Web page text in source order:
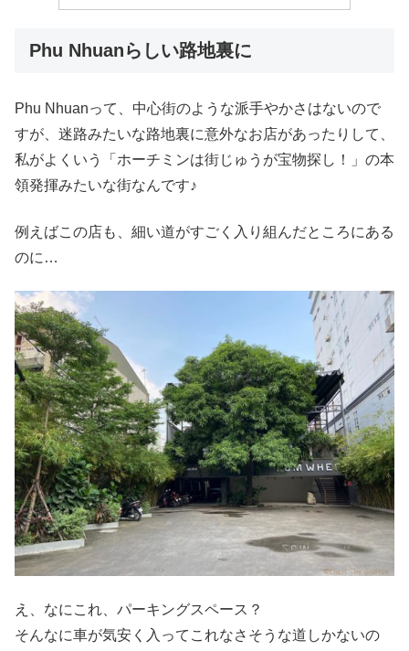
Phu Nhuanらしい路地裏に
Phu Nhuanって、中心街のような派手やかさはないので
すが、迷路みたいな路地裏に意外なお店があったりして、
私がよくいう「ホーチミンは街じゅうが宝物探し！」の本
領発揮みたいな街なんです♪
例えばこの店も、細い道がすごく入り組んだところにある
のに…
え、なにこれ、パーキングスペース？
そんなに車が気安く入ってこれなさそうな道しかないの